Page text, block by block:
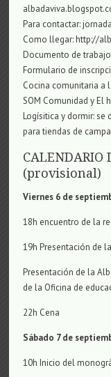
Para contactar:
Como llegar: http://
Documento de
Formulario de
Cocina comunitaria a
SOM Comunidad y El
Logísitica y dormir: se
para tiendas de
CALENDARIO
(provisional)
Viernes 6 de
18h encuentro de la
19h Presentación de
Presentación de la
de la Oficina de
22h Cena
Sábado 7 de
10h Inicio del